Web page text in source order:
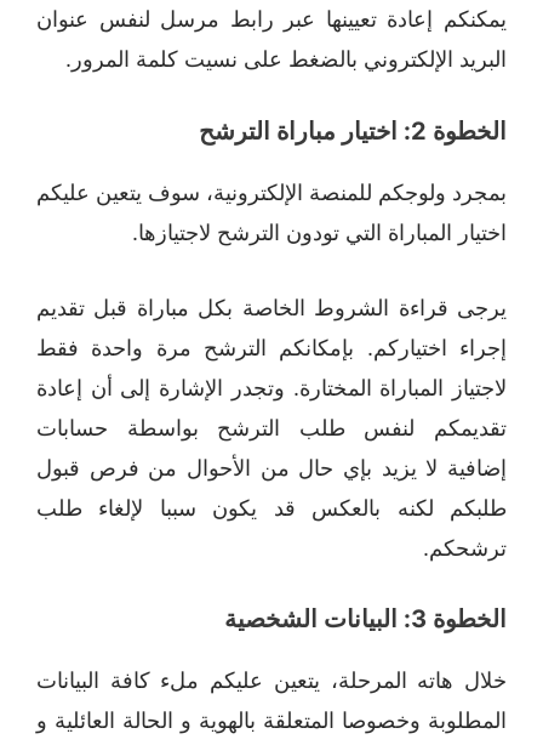
يمكنكم إعادة تعيينها عبر رابط مرسل لنفس عنوان
البريد الإلكتروني بالضغط على نسيت كلمة المرور.
الخطوة 2: اختيار مباراة الترشح
بمجرد ولوجكم للمنصة الإلكترونية، سوف يتعين عليكم
اختيار المباراة التي تودون الترشح لاجتيازها.
يرجى قراءة الشروط الخاصة بكل مباراة قبل تقديم
إجراء اختياركم. بإمكانكم الترشح مرة واحدة فقط
لاجتياز المباراة المختارة. وتجدر الإشارة إلى أن إعادة
تقديمكم لنفس طلب الترشح بواسطة حسابات
إضافية لا يزيد بإي حال من الأحوال من فرص قبول
طلبكم لكنه بالعكس قد يكون سببا لإلغاء طلب
ترشحكم.
الخطوة 3: البيانات الشخصية
خلال هاته المرحلة، يتعين عليكم ملء كافة البيانات
المطلوبة وخصوصا المتعلقة بالهوية و الحالة العائلية و